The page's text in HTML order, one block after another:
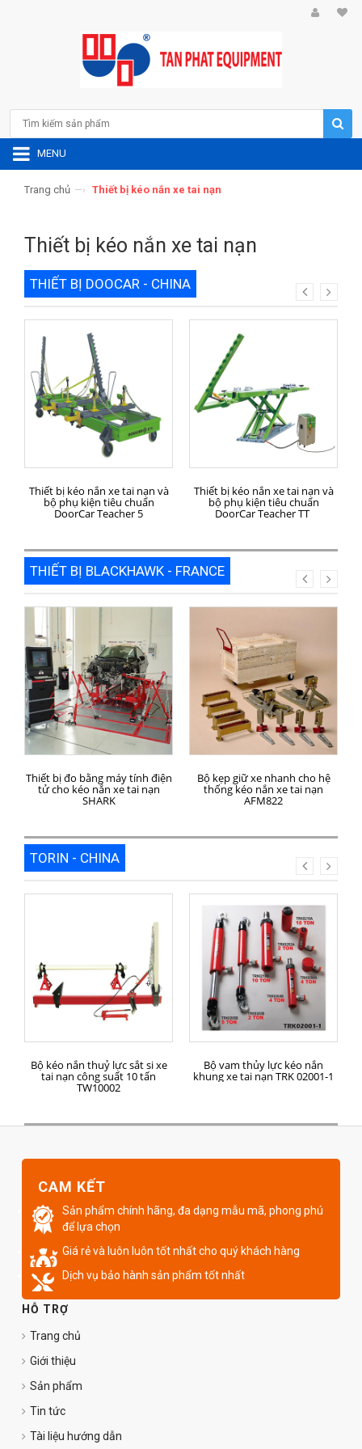
MENU
Trang chủ —› Thiết bị kéo nắn xe tai nạn
Thiết bị kéo nắn xe tai nạn
THIẾT BỊ DOOCAR - CHINA
MUA HÀNG
Thiết bị kéo nắn xe tai nạn và
bộ phụ kiện tiêu chuẩn
DoorCar Teacher 5
MUA HÀNG
Thiết bị kéo nắn xe tai nạn và
bộ phụ kiện tiêu chuẩn
DoorCar Teacher TT
THIẾT BỊ BLACKHAWK - FRANCE
MUA HÀNG
Thiết bị đo bằng máy tính điện
tử cho kéo nắn xe tai nạn
SHARK
Bộ kẹp giữ xe nhanh cho hệ
thống kéo nắn xe tai nạn
AFM822
TORIN - CHINA
MUA HÀNG
Bộ kéo nắn thuỷ lực sắt si xe
tai nạn công suất 10 tấn
TW10002
MUA HÀNG
Bộ vam thủy lực kéo nắn
khung xe tai nạn TRK 02001-1
CAM KẾT
Sản phẩm chính hãng, đa dạng mẫu mã, phong phú
để lựa chọn
Giá rẻ và luôn luôn tốt nhất cho quý khách hàng
Dịch vụ bảo hành sản phẩm tốt nhất
HỖ TRỢ
Trang chủ
Giới thiệu
Sản phẩm
Tin tức
Tài liệu hướng dẫn